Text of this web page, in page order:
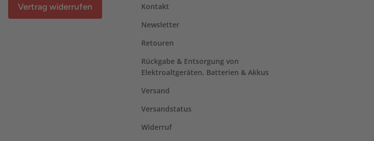
Vertrag widerrufen
Kontakt
Newsletter
Retouren
Rückgabe & Entsorgung von
Elektroaltgeräten, Batterien & Akkus
Versand
Versandstatus
Widerruf